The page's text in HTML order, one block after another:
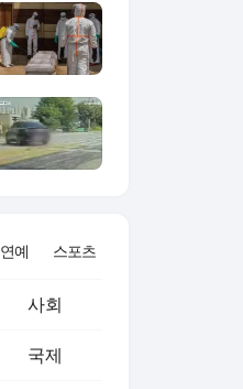
연예 스포츠
사회
국제